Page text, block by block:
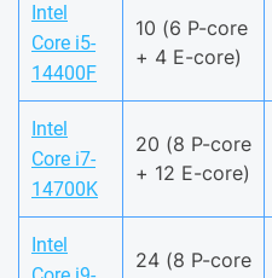
Intel
Core i5-
14400F
10 (6 P-core
+ 4 E-core)
Intel
Core i7-
14700K
20 (8 P-core
+ 12 E-core)
Intel
24 (8 P-core